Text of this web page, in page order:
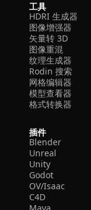
工具
HDRI 生成器
图像增强器
矢量转 3D
图像重混
纹理生成器
Rodin 搜索
网格编辑器
模型查看器
格式转换器
插件
Blender
Unreal
Unity
Godot
OV/Isaac
C4D